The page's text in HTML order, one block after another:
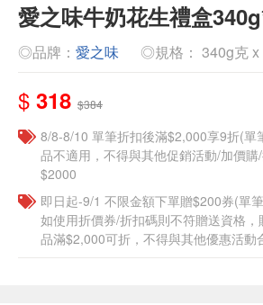
愛之味牛奶花生禮盒
◎品牌： 愛之味 ◎規格： 340g克 x
$ 318 $384
8/8-8/10 單筆折扣後滿$2,000享9折(單
品不適用，不得與其他促銷活動/加價
$2000
即日起-9/1 不限金額下單贈$200券(單
如使用折價券/折扣碼則不符贈送資格
品滿$2,000可折，不得與其他優惠活動